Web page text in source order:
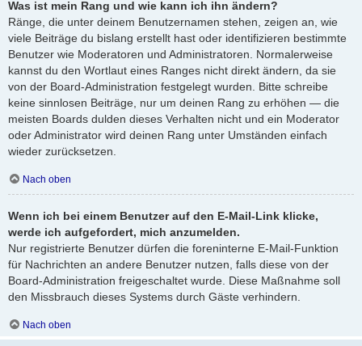
Was ist mein Rang und wie kann ich ihn ändern?
Ränge, die unter deinem Benutzernamen stehen, zeigen an, wie
viele Beiträge du bislang erstellt hast oder identifizieren bestimmte
Benutzer wie Moderatoren und Administratoren. Normalerweise
kannst du den Wortlaut eines Ranges nicht direkt ändern, da sie
von der Board-Administration festgelegt wurden. Bitte schreibe
keine sinnlosen Beiträge, nur um deinen Rang zu erhöhen — die
meisten Boards dulden dieses Verhalten nicht und ein Moderator
oder Administrator wird deinen Rang unter Umständen einfach
wieder zurücksetzen.
Nach oben
Wenn ich bei einem Benutzer auf den E-Mail-Link klicke,
werde ich aufgefordert, mich anzumelden.
Nur registrierte Benutzer dürfen die foreninterne E-Mail-Funktion
für Nachrichten an andere Benutzer nutzen, falls diese von der
Board-Administration freigeschaltet wurde. Diese Maßnahme soll
den Missbrauch dieses Systems durch Gäste verhindern.
Nach oben